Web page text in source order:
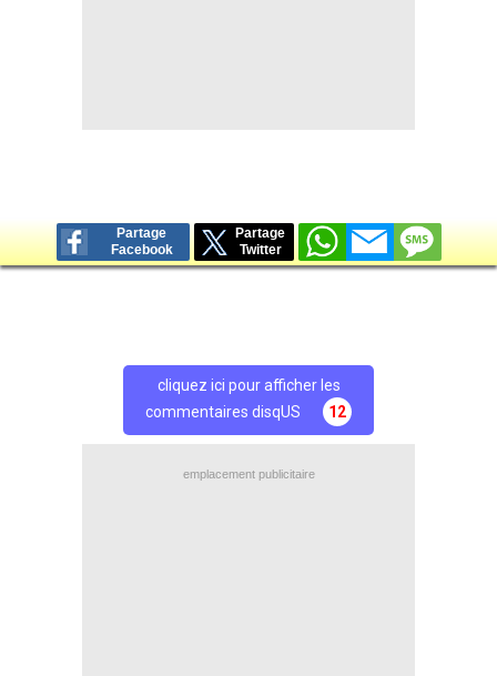
Partage
Facebook
Partage
Twitter
cliquez ici pour afficher les
commentaires disqUS
12
emplacement publicitaire